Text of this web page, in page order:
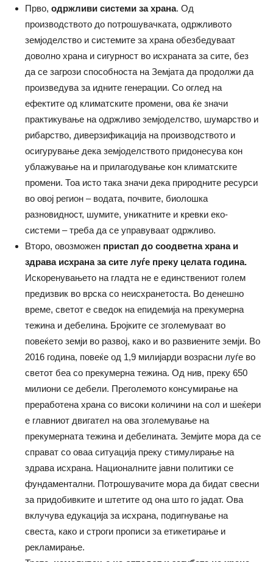
Прво, одржливи системи за храна. Од
производството до потрошувачката, одржливото
земјоделство и системите за храна обезбедуваат
доволно храна и сигурност во исхраната за сите, без
да се загрози способноста на Земјата да продолжи да
произведува за идните генерации. Со оглед на
ефектите од климатските промени, ова ќе значи
практикување на одржливо земјоделство, шумарство и
рибарство, диверзификација на производството и
осигурување дека земјоделството придонесува кон
ублажување на и прилагодување кон климатските
промени. Тоа исто така значи дека природните ресурси
во овој регион – водата, почвите, биолошка
разновидност, шумите, уникатните и кревки еко-
системи – треба да се управуваат одржливо.
Второ, овозможен пристап до соодветна храна и
здрава исхрана за сите луѓе преку целата година.
Искоренувањето на гладта не е единствениот голем
предизвик во врска со неисхранетоста. Во денешно
време, светот е сведок на епидемија на прекумерна
тежина и дебелина. Бројките се зголемуваат во
повеќето земји во развој, како и во развиените земји. Во
2016 година, повеќе од 1,9 милијарди возрасни луѓе во
светот беа со прекумерна тежина. Од нив, преку 650
милиони се дебели. Преголемото консумирање на
преработена храна со високи количини на сол и шеќери
е главниот двигател на ова зголемување на
прекумерната тежина и дебелината. Земјите мора да се
справат со оваа ситуација преку стимулирање на
здрава исхрана. Националните јавни политики се
фундаментални. Потрошувачите мора да бидат свесни
за придобивките и штетите од она што го јадат. Ова
вклучува едукација за исхрана, подигнување на
свеста, како и строги прописи за етикетирање и
рекламирање.